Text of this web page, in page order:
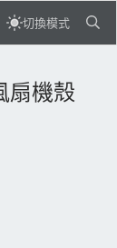
切換模式
扇機殼